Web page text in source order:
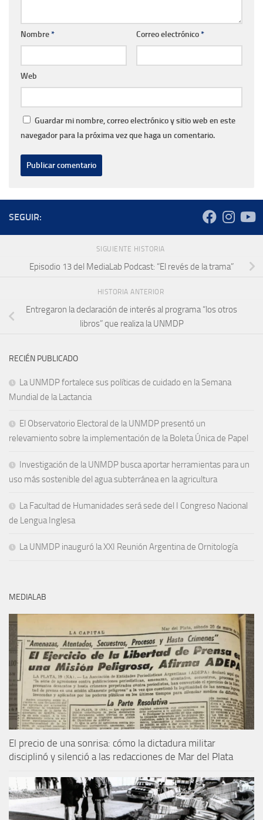
Nombre* Correo electrónico*
Web
Guardar mi nombre, correo electrónico y sitio web en este
navegador para la próxima vez que haga un comentario.
SEGUIR:
SIGUIENTE HISTORIA
Episodio 13 del MediaLab Podcast: “El revés de la trama”
HISTORIA ANTERIOR
Entregaron la declaración de interés al programa “los otros
libros” que realiza la UNMDP
RECIÉN PUBLICADO
La UNMDP fortalece sus políticas de cuidado en la Semana
Mundial de la Lactancia
El Observatorio Electoral de la UNMDP presentó un
relevamiento sobre la implementación de la Boleta Única de Papel
Investigación de la UNMDP busca aportar herramientas para un
uso más sostenible del agua subterránea en la agricultura
La Facultad de Humanidades será sede del I Congreso Nacional
de Lengua Inglesa
La UNMDP inauguró la XXI Reunión Argentina de Ornitología
MEDIALAB
El precio de una sonrisa: cómo la dictadura militar
disciplinó y silenció a las redacciones de Mar del Plata